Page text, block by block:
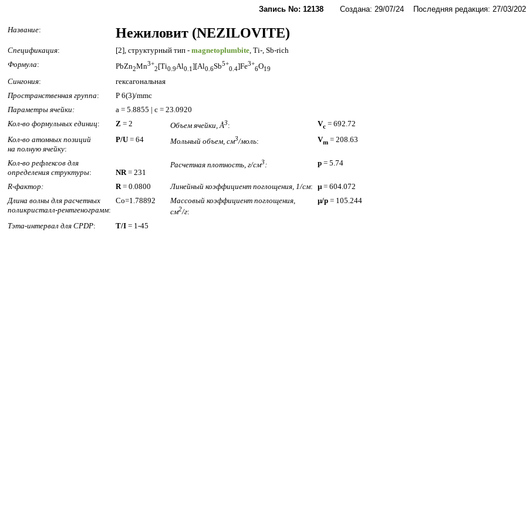
Запись No: 12138 Создана: 29/07/24 Последняя редакция: 27/03/
Название: Нежиловит (NEZILOVITE)
Спецификация: [2], структурный тип - magnetoplumbite, Ti-, Sb-rich
Формула: PbZn2Mn3+
2[Ti0.9Al0.1][Al0.6Sb5+
0.4]Fe3+
6O19
Сингония:
гексагональная
Пространственная группа:
P 6(3)/mmc
Параметры ячейки:
a = 5.8855 | c = 23.0920
Кол-во формульных единиц: Z = 2 Объем ячейки, Å3: Vc = 692.72
Кол-во атомных позиций
на полную ячейку:
P/U = 64 Мольный объем, см3/моль: Vm = 208.63
Кол-во рефлексов для
определения структуры: NR= 231
Расчетная плотность, г/см3: p = 5.74
R-фактор: R= 0.0800 Линейный коэффициент поглощения, 1/см: µ= 604.072
Длина волны для расчетных
поликристалл-рентгенограмм:
Co=1.78892
Массовый коэффициент поглощения,
см2/г:
µ/p = 105.244
Тэта-интервал для CPDP: T/I = 1-45